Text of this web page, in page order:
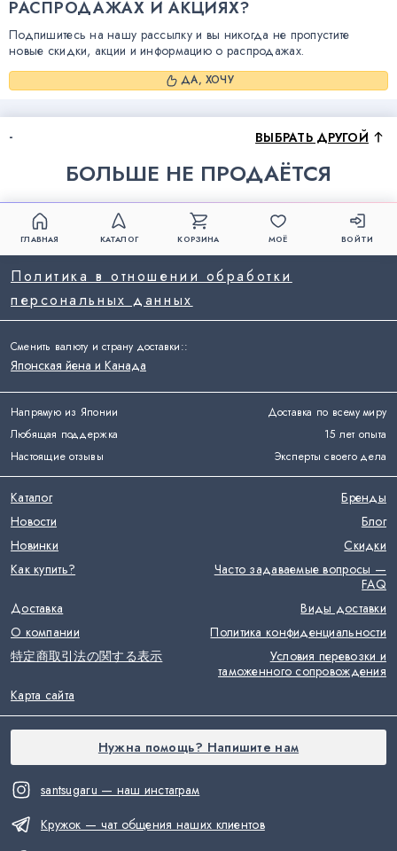
РАСПРОДАЖАХ И АКЦИЯХ?
Подпишитесь на нашу рассылку и вы никогда не пропустите
новые скидки, акции и информацию о распродажах.
ДА, ХОЧУ
- ВЫБРАТЬ ДРУГОЙ
БОЛЬШЕ НЕ ПРОДАЁТСЯ
ГЛАВНАЯ КАТАЛОГ КОРЗИНА МОЁ ВОЙТИ
Напрямую из Японии
Доставка по всему миру
Любящая поддержка
15 лет опыта
Настоящие отзывы
Эксперты своего дела
santsugaru — наш инстаграм
Кружок — чат общения наших клиентов
Политика в отношении обработки
персональных данных
Каталог
Бренды
Новости
Блог
Новинки
Скидки
Как купить?
Часто задаваемые вопросы —
FAQ
Доставка
Виды доставки
О компании
Политика конфиденциальности
特定商取引法の関する表示
Условия перевозки и
таможенного сопровождения
Карта сайта
Сменить валюту и страну доставки::
Японская йена и Канада
Нужна помощь? Напишите нам